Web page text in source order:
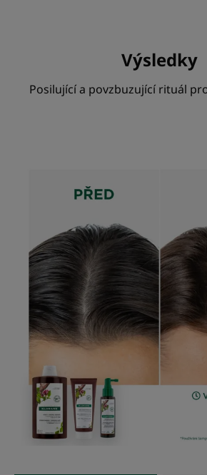
Výsledky
Posilující a povzbuzující rituál